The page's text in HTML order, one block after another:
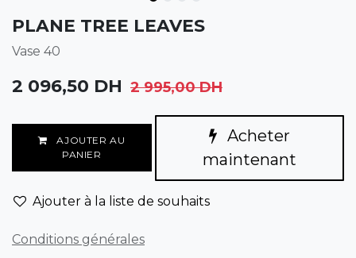
PLANE TREE LEAVES
Vase 40
2 096,50 DH 2 995,00DH
AJOUTER AU
PANIER
Acheter
maintenant
Ajouter à la liste de souhaits
Conditions générales